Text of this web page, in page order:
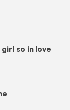
so in love